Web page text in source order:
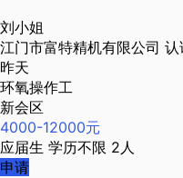
刘小姐
江门市富特精机有限公司 认
昨天
环氧操作工
新会区
4000-12000元
应届生 学历不限 2人
申请